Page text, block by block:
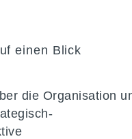
einen Blick
die Organisation